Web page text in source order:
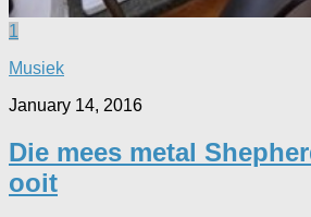
1
Musiek
January 14, 2016
Die mees metal
ooit